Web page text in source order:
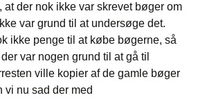
at der nok ikke var skrevet bøger om
var grund til at undersøge det.
ikke penge til at købe bøgerne, så
var nogen grund til at gå til
ville kopier af de gamle bøger
nu sad der med